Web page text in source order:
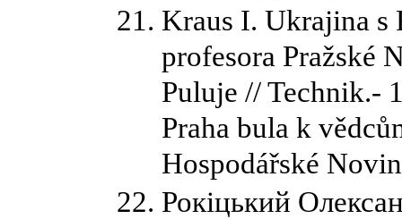
Kraus I. Ukrajina s
profesora Pražské
Puluje // Technik.-
Praha bula k
Hospodářské
Рокіцький